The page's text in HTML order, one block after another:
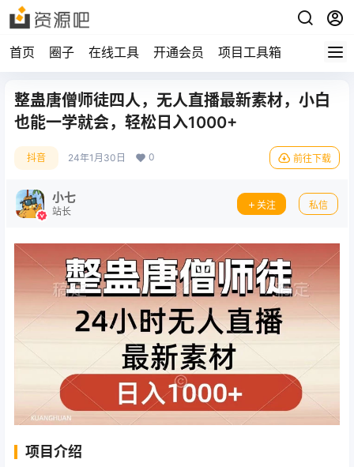
首页 圈子 在线工具 开通会员 项目工具箱
整蛊唐僧师徒四人，无人直播最新素材，小白
也能一学就会，轻松日入1000+
抖音 24年1月30日 0 前往下载
小七
站长
关注 私信
项目介绍